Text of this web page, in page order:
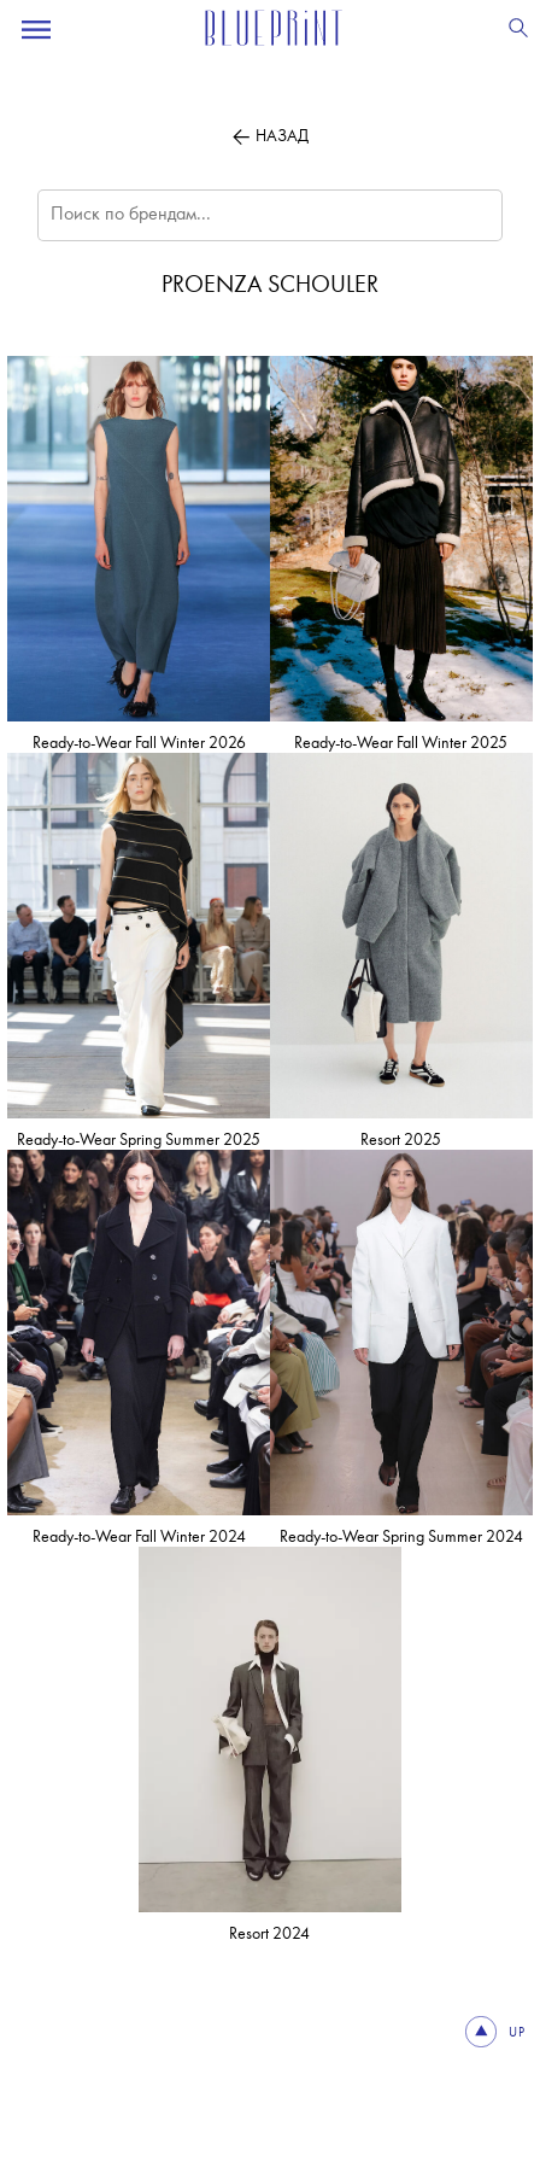
НАЗАД
PROENZA SCHOULER
Ready-to-Wear Fall Winter 2026 Ready-to-Wear Fall Winter 2025
Ready-to-Wear Spring Summer 2025 Resort 2025
Ready-to-Wear Fall Winter 2024 Ready-to-Wear Spring Summer 2024
Resort 2024
UP